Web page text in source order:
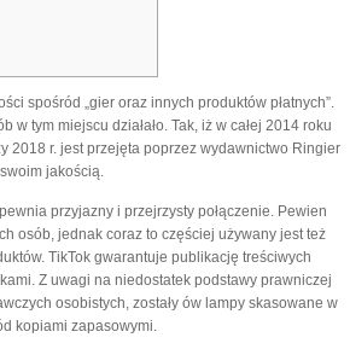
spośród „gier oraz in­nych pro­duk­tów płat­nych”.
w tym miejscu działało. Tak, iż w całej 2014 roku
2018 r. jest przejęta poprzez wydawnictwo Ringier
jakością.
przyjazny i przejrzysty połączenie. Pewien
osób, jednak coraz to częściej używany jest też
TikTok gwarantuje publikację treściwych
Z uwagi na niedostatek podstawy prawniczej
osobistych, zostały ów lampy skasowane w
kopiami zapasowymi.